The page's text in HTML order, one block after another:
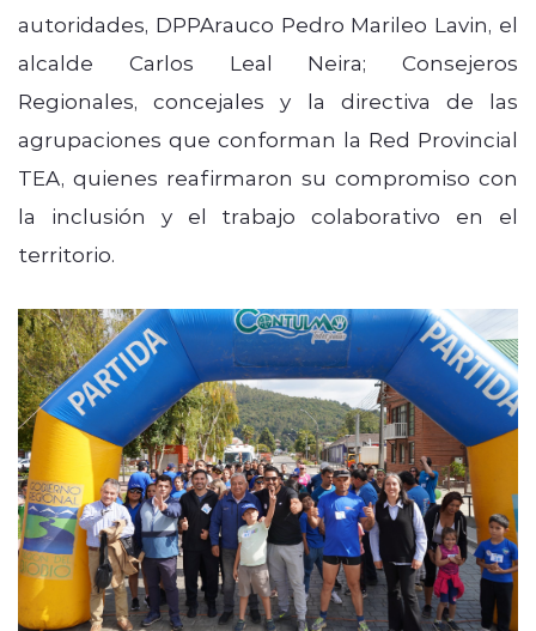
autoridades, DPPArauco Pedro Marileo Lavin, el
alcalde Carlos Leal Neira; Consejeros
Regionales, concejales y la directiva de las
agrupaciones que conforman la Red Provincial
TEA, quienes reafirmaron su compromiso con
la inclusión y el trabajo colaborativo en el
territorio.